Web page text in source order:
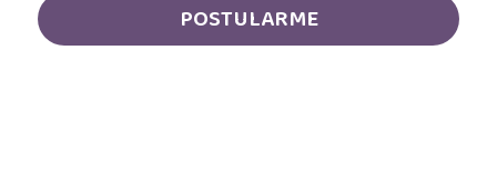
Asesor digital
POSTULARME